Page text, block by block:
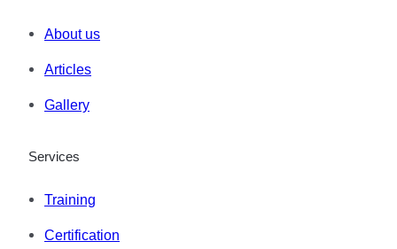
About us
Articles
Gallery
Services
Training
Certification